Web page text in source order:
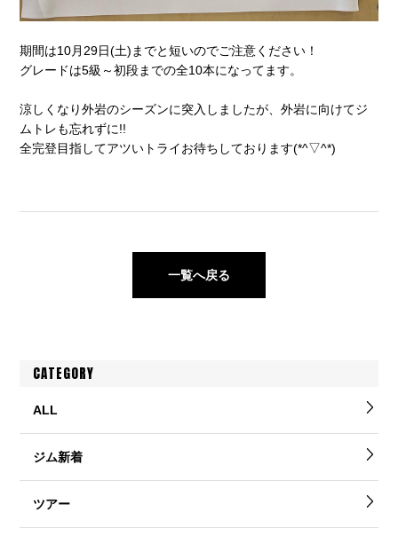
期間は10月29日(土)までと短いのでご注意ください！
グレードは5級～初段までの全10本になってます。
涼しくなり外岩のシーズンに突入しましたが、外岩に向けてジ
ムトレも忘れずに!!
全完登目指してアツいトライお待ちしております(*^▽^*)
一覧へ戻る
CATEGORY
ALL
ジム新着
ツアー